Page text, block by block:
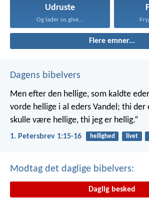
Udruste
Og lader os give...
Flere emner...
Dagens bibelvers
Men efter den hellige, som kaldte
vorde hellige i al eders Vandel; thi der
skulle være hellige, thi jeg er hellig.“
1. Petersbrev 1:15-16 hellighed livet
Modtag det daglige bibelvers:
Daglig besked